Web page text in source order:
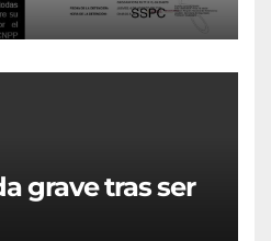
grave tras ser